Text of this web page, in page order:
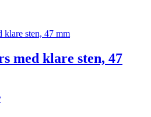
med klare sten, 47